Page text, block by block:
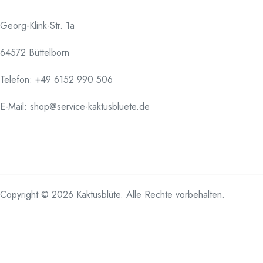
Georg-Klink-Str. 1a
64572 Büttelborn
Telefon: +49 6152 990 506
E-Mail: shop@service-kaktusbluete.de
Copyright © 2026 Kaktusblüte. Alle Rechte vorbehalten.